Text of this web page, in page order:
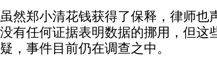
虽然郑小清花钱获得了保释，律师也
没有任何证据表明数据的挪用，但这
疑，事件目前仍在调查之中。